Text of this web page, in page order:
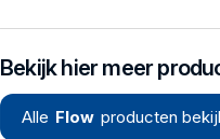
Bekijk hier meer
Alle Flow producten